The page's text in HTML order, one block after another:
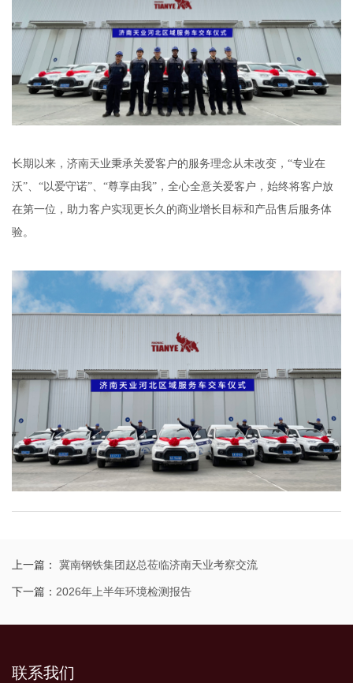
长期以来，济南天业秉承关爱客户的服务理念从未改变，“专业在
沃”、“以爱守诺”、“尊享由我”，全心全意关爱客户，始终将客户放
在第一位，助力客户实现更长久的商业增长目标和产品售后服务体
验。
上一篇： 冀南钢铁集团赵总莅临济南天业考察交流
下一篇： 2026年上半年环境检测报告
联系我们